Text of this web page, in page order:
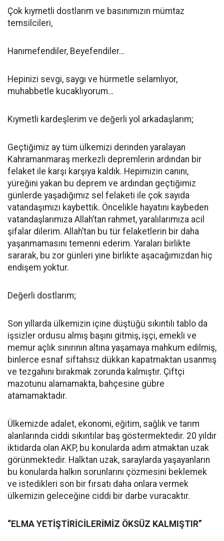
Çok kıymetli dostlarım ve basınımızın mümtaz
temsilcileri,
Hanımefendiler, Beyefendiler…
Hepinizi sevgi, saygı ve hürmetle selamlıyor,
muhabbetle kucaklıyorum…
Kıymetli kardeşlerim ve değerli yol arkadaşlarım;
Geçtiğimiz ay tüm ülkemizi derinden yaralayan
Kahramanmaraş merkezli depremlerin ardından bir
felaket ile karşı karşıya kaldık. Hepimizin canını,
yüreğini yakan bu deprem ve ardından geçtiğimiz
günlerde yaşadığımız sel felaketi ile çok sayıda
vatandaşımızı kaybettik. Öncelikle hayatını kaybeden
vatandaşlarımıza Allah’tan rahmet, yaralılarımıza acil
şifalar dilerim. Allah’tan bu tür felaketlerin bir daha
yaşanmamasını temenni ederim. Yaraları birlikte
sararak, bu zor günleri yine birlikte aşacağımızdan hiç
endişem yoktur.
Değerli dostlarım;
Son yıllarda ülkemizin içine düştüğü sıkıntılı tablo da
işsizler ordusu almış başını gitmiş, işçi, emekli ve
memur açlık sınırının altına yaşamaya mahkum edilmiş,
binlerce esnaf siftahsız dükkan kapatmaktan usanmış
ve tezgahını bırakmak zorunda kalmıştır. Çiftçi
mazotunu alamamakta, bahçesine gübre
atamamaktadır.
Ülkemizde adalet, ekonomi, eğitim, sağlık ve tarım
alanlarında ciddi sıkıntılar baş göstermektedir. 20 yıldır
iktidarda olan AKP, bu konularda adım atmaktan uzak
görünmektedir. Halktan uzak, saraylarda yaşayanların
bu konularda halkın sorunlarını çözmesini beklemek
ve istedikleri son bir fırsatı daha onlara vermek
ülkemizin geleceğine ciddi bir darbe vuracaktır.
“ELMA YETİŞTİRİCİLERİMİZ ÖKSÜZ KALMIŞTIR”